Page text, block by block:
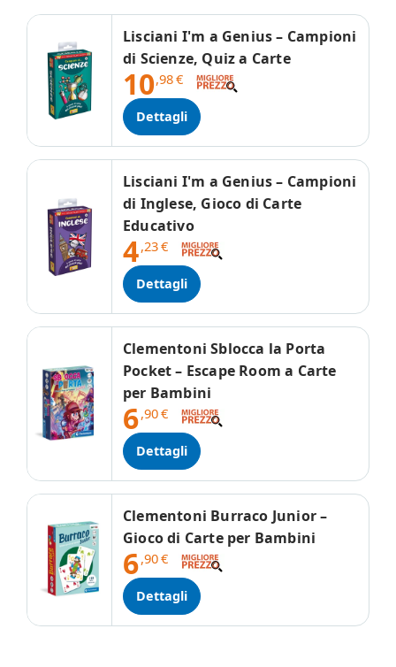
Lisciani I'm a Genius – Campioni
di Scienze, Quiz a Carte
10,98€
Dettagli
Lisciani I'm a Genius – Campioni
di Inglese, Gioco di Carte
Educativo
4,23€
Dettagli
Clementoni Sblocca la Porta
Pocket – Escape Room a Carte
per Bambini
6,90€
Dettagli
Clementoni Burraco Junior –
Gioco di Carte per Bambini
6,90€
Dettagli